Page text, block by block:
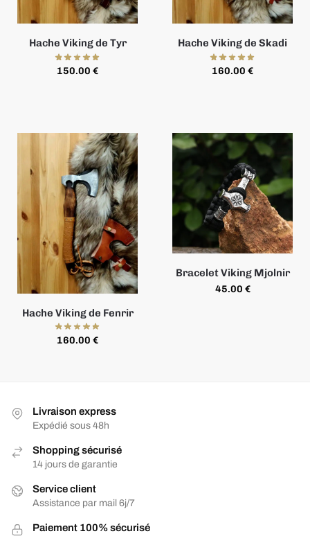
Hache Viking de Tyr
150.00 €
Hache Viking de Skadi
160.00 €
Hache Viking de Fenrir
160.00 €
Bracelet Viking Mjolnir
45.00 €
Livraison express
Expédié sous 48h
Shopping sécurisé
14 jours de garantie
Service client
Assistance par mail 6j/7
Paiement 100% sécurisé